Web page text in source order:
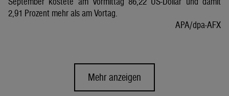
2,91 Prozent mehr als am Vortag.
APA/dpa-AFX
Mehr anzeigen